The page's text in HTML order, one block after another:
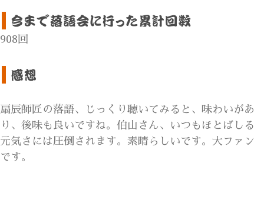
908回
扇辰師匠の落語、じっくり聴いてみると、味わいがあ
り、後味も良いですね。伯山さん、いつもほとばしる
元気さには圧倒されます。素晴らしいです。大ファン
です。